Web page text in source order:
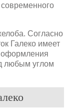
Согласно
Галеко имеет
оформления
любым углом